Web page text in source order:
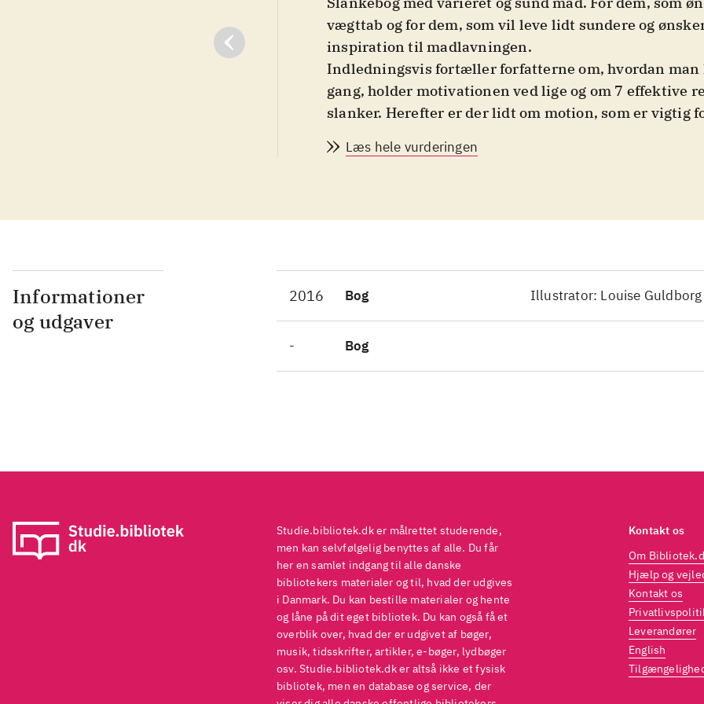
vægttab og for dem, som vil leve lidt sundere og
inspiration til madlavningen.
Indledningsvis fortæller forfatterne om, hvordan man
gang, holder motivationen ved lige og om 7 effektive
slanker. Herefter er der lidt om motion, som er vigtig
komplet kostplan til 42 dage med opskrifter til alle
enhver om, at slankekur ikke behøver at være kedelig
er suppleret med en kommentar fra forfatterne om
lille anekdote
virker,
Sund mave og.
Læs hele vurderingen
Informationer
og udgaver
2016 Bog Illustrator: Louise Guldborg
- Bog
Studie.bibliotek.dk er målrettet studerende,
men kan selvfølgelig benyttes af alle. Du får
her en samlet indgang til alle danske
bibliotekers materialer og til, hvad der udgives
i Danmark. Du kan bestille materialer og hente
og låne på dit eget bibliotek. Du kan også få et
overblik over, hvad der er udgivet af bøger,
musik, tidsskrifter, artikler, e-bøger, lydbøger
osv. Studie.bibliotek.dk er altså ikke et fysisk
bibliotek, men en database og service, der
Kontakt os
Om
Hjælp og
Kontakt os
Leverandører
English